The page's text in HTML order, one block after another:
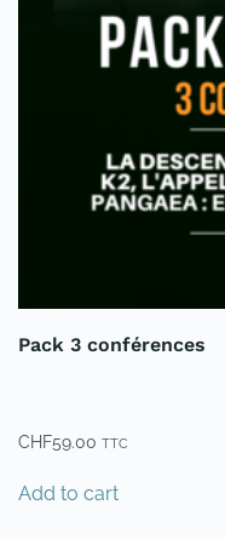
Pack 3 conférences
CHF59.00 TTC
Add to cart